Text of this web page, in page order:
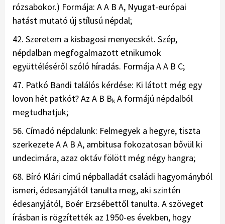
rózsabokor.) Formája: A A B A, Nyugat-európai
hatást mutató új stílusú népdal;
42. Szeretem a kisbagosi menyecskét. Szép,
népdalban megfogalmazott etnikumok
együttéléséről szóló híradás. Formája A A B C;
47. Patkó Bandi találós kérdése: Ki látott még egy
lovon hét patkót? Az A B Bₖ A formájú népdalból
megtudhatjuk;
56. Címadó népdalunk: Felmegyek a hegyre, tiszta
szerkezete A A B A, ambitusa fokozatosan bővül ki
undecimára, azaz oktáv fölött még négy hangra;
68. Bíró Klári című népballadát családi hagyományból
ismeri, édesanyjától tanulta meg, aki szintén
édesanyjától, Boér Erzsébettől tanulta. A szöveget
írásban is rögzítették az 1950-es években, hogy